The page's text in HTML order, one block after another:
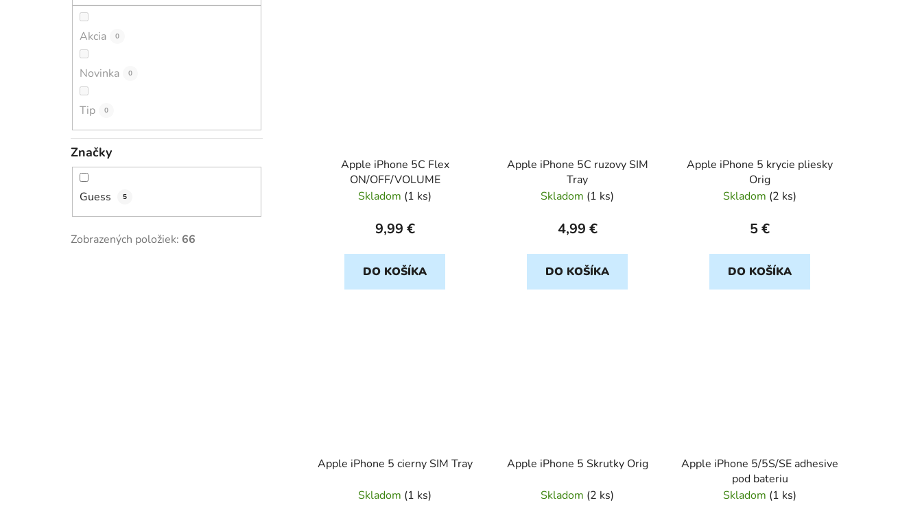
Akcia 0
Novinka 0
Tip 0
Značky
Guess 5
Zobrazených položiek: 66
Apple iPhone 5C Flex
ON/OFF/VOLUME
Skladom (1 ks)
9,99 €
DO KOŠÍKA
Apple iPhone 5C ruzovy SIM
Tray
Skladom (1 ks)
4,99 €
DO KOŠÍKA
Apple iPhone 5 krycie pliesky
Orig
Skladom (2 ks)
5 €
DO KOŠÍKA
Apple iPhone 5 cierny SIM Tray
Skladom (1 ks)
Apple iPhone 5 Skrutky Orig
Skladom (2 ks)
Apple iPhone 5/5S/SE adhesive
pod bateriu
Skladom (1 ks)